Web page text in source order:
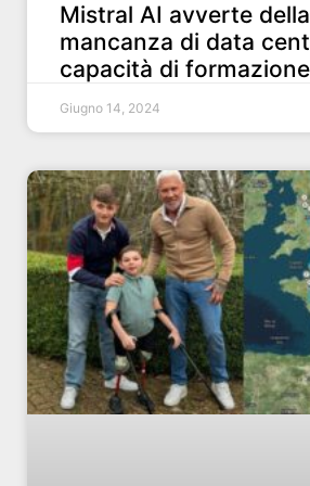
Mistral AI avverte della
mancanza di data
capacità di
Giugno 14, 2024